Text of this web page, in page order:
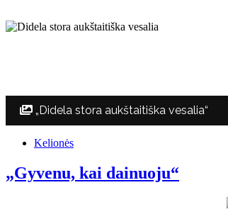
„Didela stora aukštaitiška vesalia“
Kelionės
„Gyvenu, kai dainuoju“